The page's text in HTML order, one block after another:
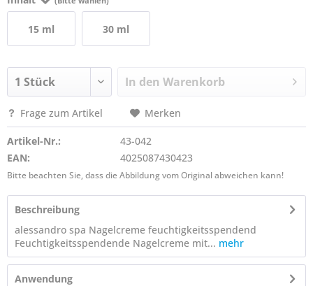
15 ml 30 ml
In den Warenkorb
Frage zum Artikel Merken
Artikel-Nr.:
43-042
EAN:
4025087430423
Bitte beachten Sie, dass die Abbildung vom Original abweichen kann!
Beschreibung
alessandro spa Nagelcreme feuchtigkeitsspendend
Feuchtigkeitsspendende Nagelcreme mit... mehr
Anwendung